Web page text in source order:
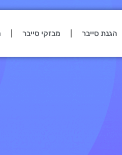
הגנת סייבר מבזקי סייבר